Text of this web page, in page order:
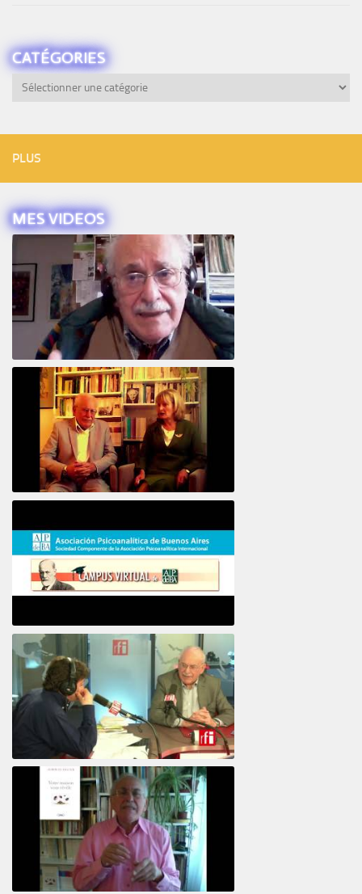
CATÉGORIES
Catégories
PLUS
MES VIDEOS
Intervista ad Alberto Eiguer
Psicoanálisis por Skype y teléfono Alberto
Eiguer presenta el curso virtual 2017